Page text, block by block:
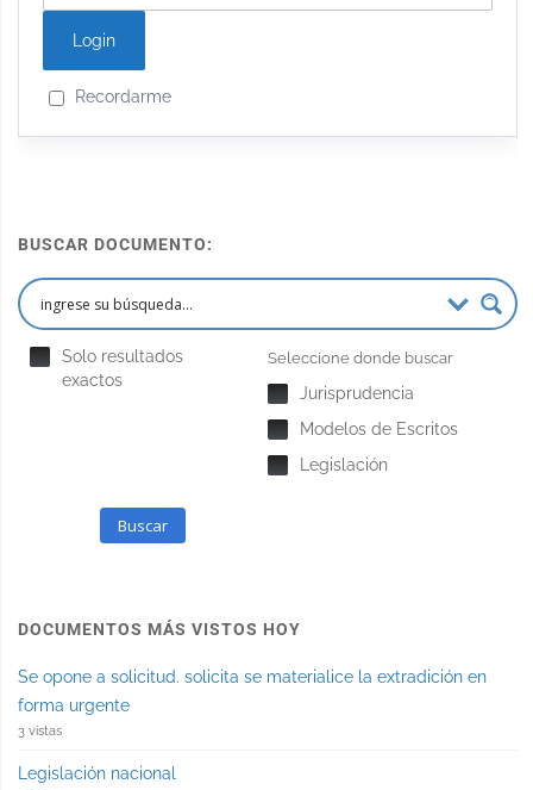
Recordarme
BUSCAR DOCUMENTO:
Solo resultados
exactos
Seleccione donde buscar
Jurisprudencia
Modelos de Escritos
Legislación
Buscar
DOCUMENTOS MÁS VISTOS HOY
Se opone a solicitud. solicita se materialice la extradición en
forma urgente
3 vistas
Legislación nacional